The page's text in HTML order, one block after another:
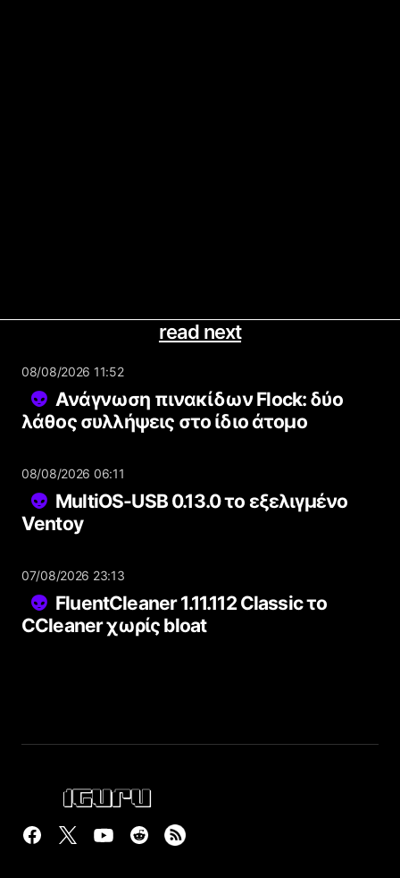
read next
08/08/2026 11:52
Ανάγνωση πινακίδων Flock: δύο
λάθος συλλήψεις στο ίδιο άτομο
08/08/2026 06:11
MultiOS-USB 0.13.0 το εξελιγμένο
Ventoy
07/08/2026 23:13
FluentCleaner 1.11.112 Classic το
CCleaner χωρίς bloat